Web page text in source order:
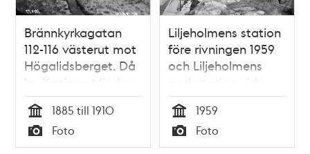
Brännkyrkagatan
112-116 västerut mot
Högalidsberget. Då
kv. Kaninen Mindre,
nu kv. Sparren
Tid
1885 till 1910
Typ
Foto
Liljeholmens station
före rivningen 1959
och Liljeholmens
godsstation vid
Liljeholmsbron.
Högalidskyrkan i
fonden
Tid
1959
Typ
Foto